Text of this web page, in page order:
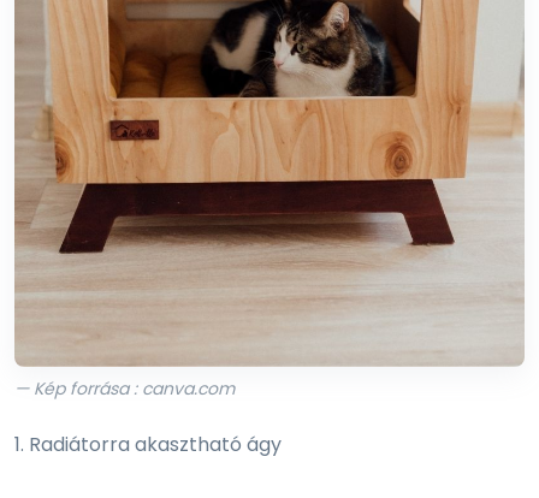
1. Radiátorra akasztható ágy
— Kép forrása : canva.com